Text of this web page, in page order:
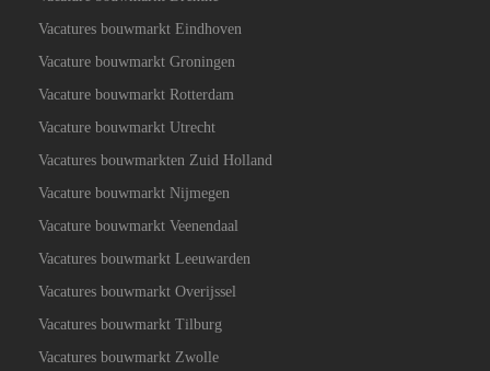
Vacatures bouwmarkt Eindhoven
Vacature bouwmarkt Groningen
Vacature bouwmarkt Rotterdam
Vacature bouwmarkt Utrecht
Vacatures bouwmarkten Zuid Holland
Vacature bouwmarkt Nijmegen
Vacature bouwmarkt Veenendaal
Vacatures bouwmarkt Leeuwarden
Vacatures bouwmarkt Overijssel
Vacatures bouwmarkt Tilburg
Vacatures bouwmarkt Zwolle